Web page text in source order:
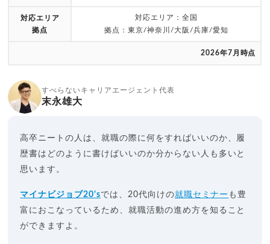
対応エリア
拠点
対応エリア：全国
拠点：東京/神奈川/大阪/兵庫/愛知
2026年7月時点
すべらないキャリアエージェント代表
末永雄大
高卒ニートの人は、就職の際に何をすればいいのか、履
歴書はどのように書けばいいのか分からない人も多いと
思います。
マイナビジョブ20'sでは、20代向けの就職セミナー も豊
富におこなっているため、就職活動の進め方を知ること
ができますよ。